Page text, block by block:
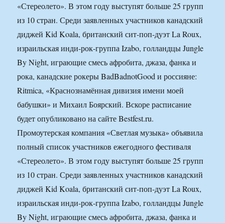
«Стереолето». В этом году выступят больше 25 групп
из 10 стран. Среди заявленных участников канадский
диджей Kid Koala, британский сит-поп-дуэт La Roux,
израильская инди-рок-группа Izabo, голландцы Jungle
By Night, играющие смесь афробита, джаза, фанка и
рока, канадские рокеры BadBadnotGood и россияне:
Ritmica, «Краснознамённая дивизия имени моей
бабушки» и Михаил Боярский. Вскоре расписание
будет опубликовано на сайте Bestfest.ru.
Промоутерская компания «Светлая музыка» объявила
полный список участников ежегодного фестиваля
«Стереолето». В этом году выступят больше 25 групп
из 10 стран. Среди заявленных участников канадский
диджей Kid Koala, британский сит-поп-дуэт La Roux,
израильская инди-рок-группа Izabo, голландцы Jungle
By Night, играющие смесь афробита, джаза, фанка и